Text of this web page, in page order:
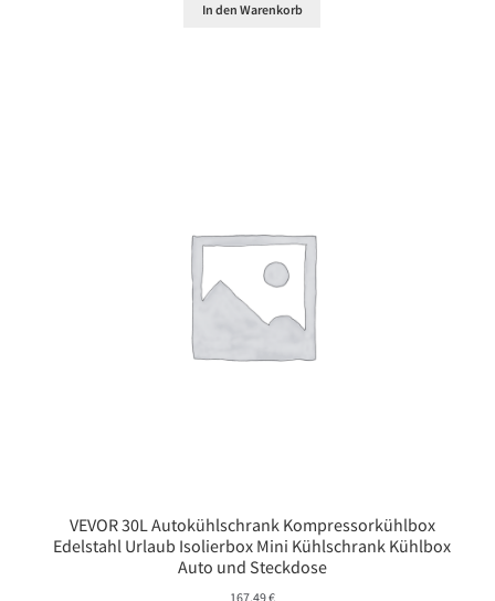
In den Warenkorb
VEVOR 30L Autokühlschrank Kompressorkühlbox
Edelstahl Urlaub Isolierbox Mini Kühlschrank Kühlbox
Auto und Steckdose
167,49€